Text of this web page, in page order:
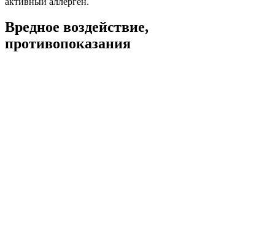
Вредное воздействие,
противопоказания